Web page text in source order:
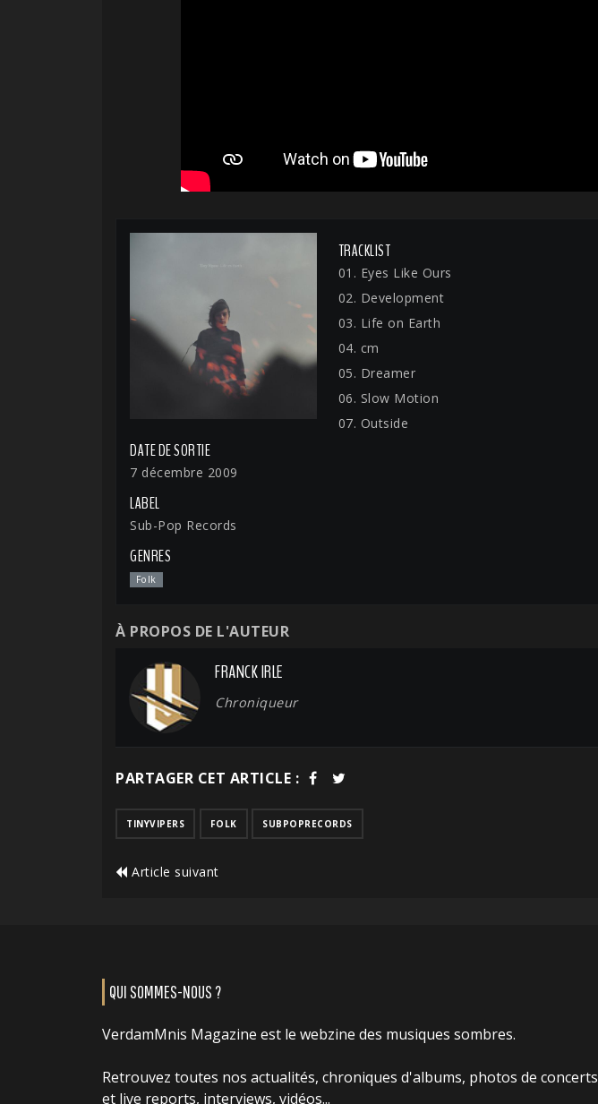
DATE DE SORTIE
7 décembre 2009
LABEL
Sub-Pop Records
GENRES
Folk
TRACKLIST
01. Eyes Like Ours
02. Development
03. Life on Earth
04. cm
05. Dreamer
06. Slow Motion
07. Outside
À PROPOS DE L'AUTEUR
FRANCK IRLE
Chroniqueur
PARTAGER CET ARTICLE :
TINYVIPERS FOLK SUBPOPRECORDS
Article suivant
QUI SOMMES-NOUS ?
VerdamMnis Magazine est le webzine des musiques sombres.
Retrouvez toutes nos actualités, chroniques d'albums, photos de concerts
et live reports, interviews, vidéos...